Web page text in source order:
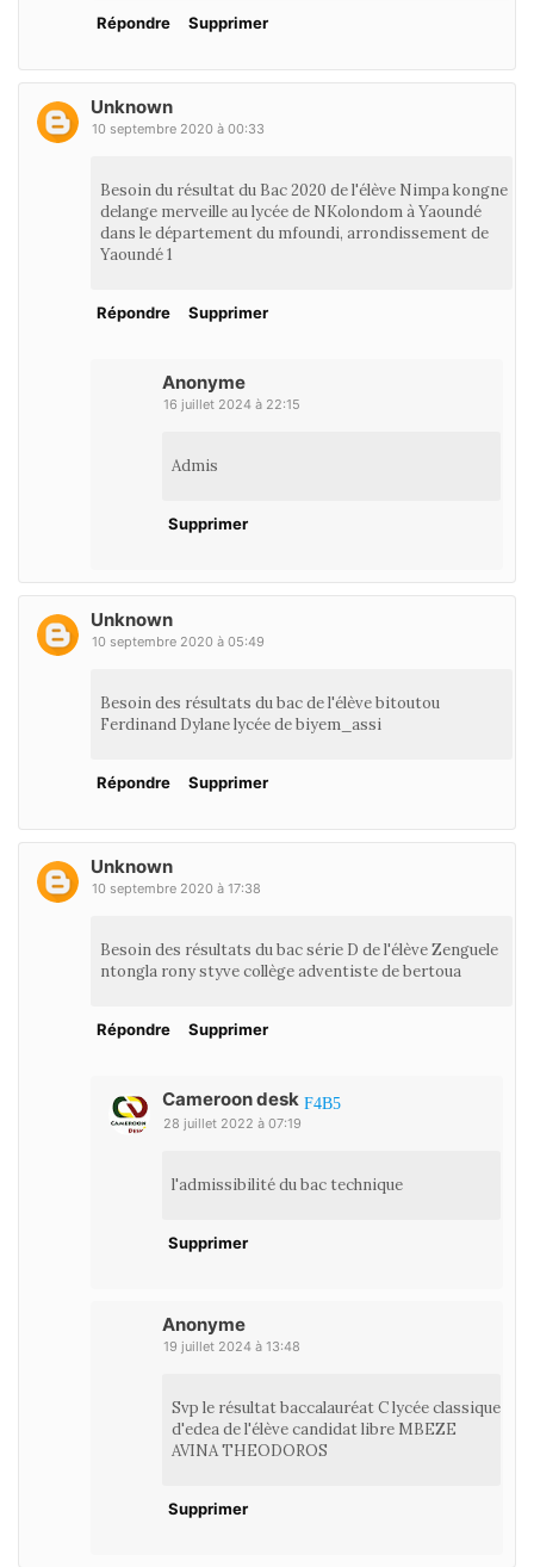
Répondre Supprimer
Unknown
10 septembre 2020 à 00:33
Besoin du résultat du Bac 2020 de l'élève Nimpa kongne
delange merveille au lycée de NKolondom à Yaoundé
dans le département du mfoundi, arrondissement de
Yaoundé 1
Répondre Supprimer
Anonyme
16 juillet 2024 à 22:15
Admis
Supprimer
Unknown
10 septembre 2020 à 05:49
Besoin des résultats du bac de l'élève bitoutou
Ferdinand Dylane lycée de biyem_assi
Répondre Supprimer
Unknown
10 septembre 2020 à 17:38
Besoin des résultats du bac série D de l'élève Zenguele
ntongla rony styve collège adventiste de bertoua
Répondre Supprimer
Cameroon desk
28 juillet 2022 à 07:19
l'admissibilité du bac technique
Supprimer
Anonyme
19 juillet 2024 à 13:48
Svp le résultat baccalauréat C lycée classique
d'edea de l'élève candidat libre MBEZE
AVINA THEODOROS
Supprimer